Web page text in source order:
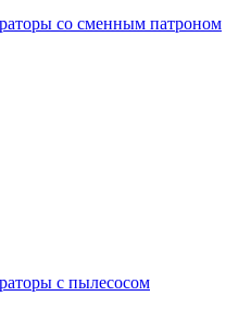
со сменным патроном
с пылесосом